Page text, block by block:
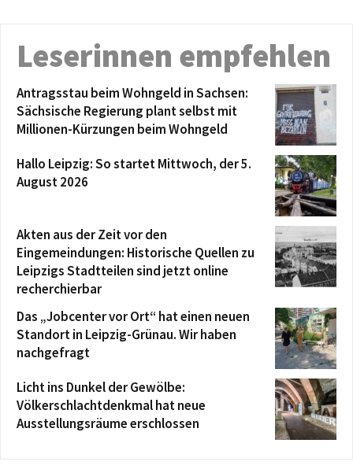
Leserinnen empfehlen
Antragsstau beim Wohngeld in Sachsen:
Sächsische Regierung plant selbst mit
Millionen-Kürzungen beim Wohngeld
Hallo Leipzig: So startet Mittwoch, der 5.
August 2026
Akten aus der Zeit vor den
Eingemeindungen: Historische Quellen zu
Leipzigs Stadtteilen sind jetzt online
recherchierbar
Das „Jobcenter vor Ort“ hat einen neuen
Standort in Leipzig-Grünau. Wir haben
nachgefragt
Licht ins Dunkel der Gewölbe:
Völkerschlachtdenkmal hat neue
Ausstellungsräume erschlossen